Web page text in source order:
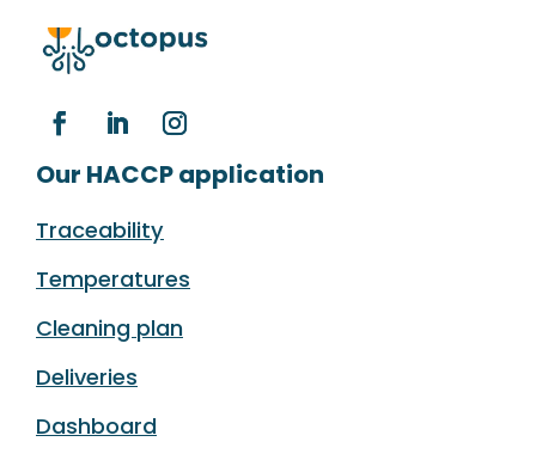
Our HACCP application
Traceability
Temperatures
Cleaning plan
Deliveries
Dashboard